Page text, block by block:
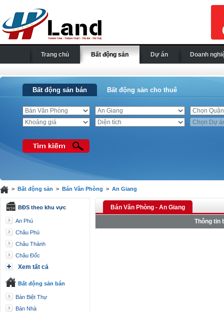
Trang chủ Bất động sản Dự án Doanh
Bất động sản bán Bất động sản cho thuê
> Bất động sản > Bán Văn Phòng > An Giang
BĐS theo khu vực
An Phú
Châu Phú
Châu Thành
Châu Đốc
Xem tất cả
Bất động sản bán
Bán Biệt Thự
Bán Nhà
Bán Văn Phòng - An Giang
Thông tin